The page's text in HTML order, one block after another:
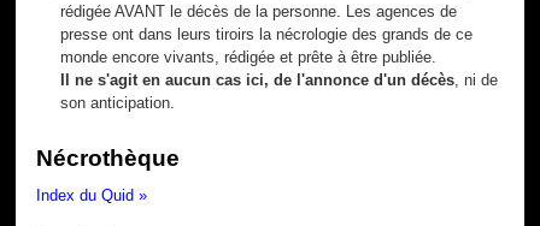
rédigée AVANT le décès de la personne. Les agences de
presse ont dans leurs tiroirs la nécrologie des grands de ce
monde encore vivants, rédigée et prête à être publiée.
Il ne s'agit en aucun cas ici, de l'annonce d'un décès , ni de
son anticipation.
Nécrothèque
Index du Quid »